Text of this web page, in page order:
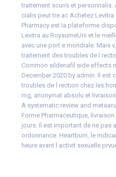
traitement scuris et personnalis.
cialis peut tre ac Achetez Levitra
Pharmacy est la plateforme
Levitra au RoyaumeUni et le
avec une port e mondiale. Mais
traitement des troubles de l
Common sildenafil side effects
December 2020 by admin. Il est
troubles de l rection chez les
mg, anonymat absolu et
A systematic review and
Forme Pharmaceutique,
jours. Il est important de ne pas
ordonnance. Heartburn, le
heure avant l activit sexuelle